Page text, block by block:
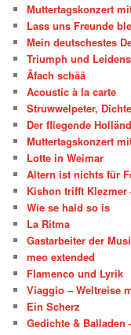
Muttertagskonzert
Lass uns Freunde
Mein deutschestes
Triumph und
Äfach schää
Acoustic à la carte
Struwwelpeter,
Der fliegende
Muttertagskonzert
Lotte in Weimar
Altern ist nichts für
Kishon trifft
Wie se hald so is
La Ritma
Gastarbeiter der
meo extended
Flamenco und Lyrik
Viaggio – Weltreise
Ein Scherz
Gedichte &